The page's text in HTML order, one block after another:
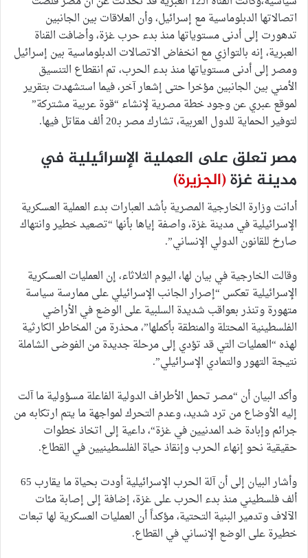
اتصالاتها الدبلوماسية مع إسرائيل، وأن العلاقات بين الجانبين
تدهورت إلى أدنى مستوياتها منذ بدء حرب غزة، وأضافت القناة
العبرية، إنه بالتوازي مع انخفاض الاتصالات الدبلوماسية بين إسرائيل
ومصر إلى أدنى مستوياتها منذ بدء الحرب، تم انقطاع التنسيق
الأمني بين الجانبين مؤخرا حتى إشعار آخر، فيما استشهدت بتقرير
لموقع عبري عن وجود خطة مصرية لإنشاء “قوة عربية مشتركة”
لتوفير الحماية للدول العربية، تشارك مصر بـ20 ألف مقاتل فيها.
مصر تعلق على العملية الإسرائيلية في
مدينة غزة(الجزيرة)
أدانت وزارة الخارجية المصرية بأشد العبارات بدء العملية العسكرية
الإسرائيلية في مدينة غزة، واصفة إياها بأنها “تصعيد خطير وانتهاك
صارخ للقانون الدولي الإنساني”.
وقالت الخارجية في بيان لها، اليوم الثلاثاء، إن العمليات العسكرية
الإسرائيلية تعكس “إصرار الجانب الإسرائيلي على ممارسة سياسة
متهورة وتنذر بعواقب شديدة السلبية على الوضع في الأراضي
الفلسطينية المحتلة والمنطقة بأكملها”، محذرة من المخاطر الكارثية
لهذه “العمليات التي قد تؤدي إلى مرحلة جديدة من الفوضى الشاملة
نتيجة التهور والتمادي الإسرائيلي”.
وأكد البيان أن “مصر تحمل الأطراف الدولية الفاعلة مسؤولية ما آلت
إليه الأوضاع من ترد شديد، وعدم التحرك لمواجهة ما يتم ارتكابه من
جرائم وإبادة ضد المدنيين في غزة“، داعية إلى اتخاذ خطوات
حقيقية نحو إنهاء الحرب وإنقاذ حياة الفلسطينيين في القطاع.
وأشار البيان إلى أن آلة الحرب الإسرائيلية أودت بحياة ما يقارب 65
ألف فلسطيني منذ بدء الحرب على غزة، إضافة إلى إصابة مئات
الآلاف وتدمير البنية التحتية، مؤكداً أن العمليات العسكرية لها تبعات
خطيرة على الوضع الإنساني في القطاع.